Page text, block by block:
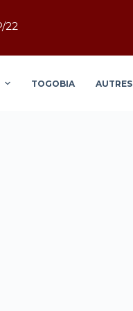
22
TOGOBIA AUTRES